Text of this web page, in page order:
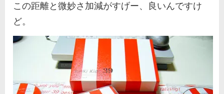
この距離と微妙さ加減がすげー、良いんですけ
ど。